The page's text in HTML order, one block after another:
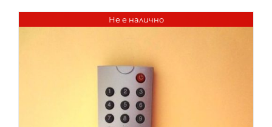
Не е налично